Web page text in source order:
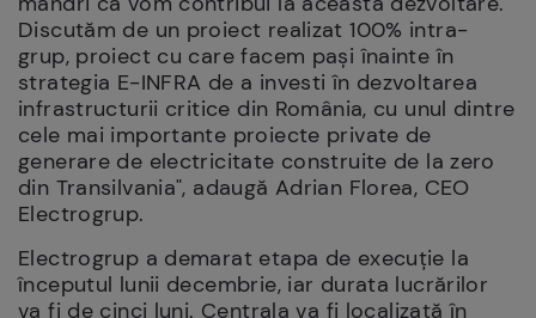
Discutăm de un proiect realizat 100% intra-
grup, proiect cu care facem pași înainte în
strategia E-INFRA de a investi în dezvoltarea
infrastructurii critice din România, cu unul dintre
cele mai importante proiecte private de
generare de electricitate construite de la zero
din Transilvania", adaugă Adrian Florea, CEO
Electrogrup.
Electrogrup a demarat etapa de execuție la
începutul lunii decembrie, iar durata lucrărilor
va fi de cinci luni. Centrala va fi localizată în